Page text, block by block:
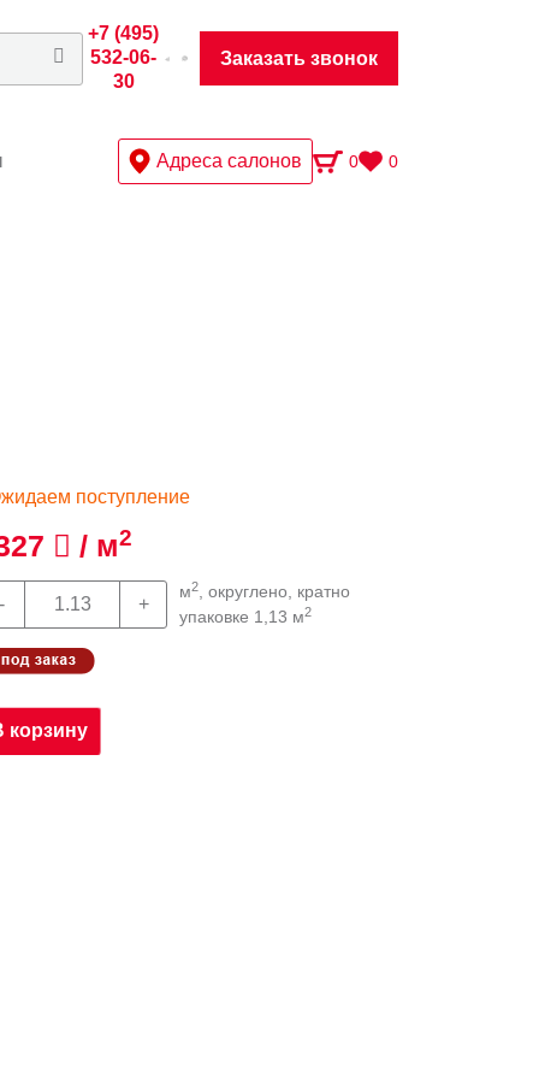
+7 (495)
532-06-
30
Заказать звонок
Адреса салонов 0 0
поступление
/ м2
м2, округлено, кратно
упаковке 1,13 м2
корзину